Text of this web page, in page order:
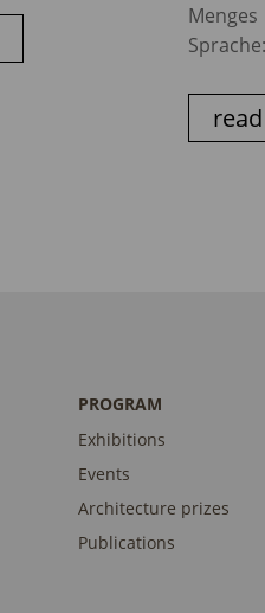
Menges
PROGRAM
Exhibitions
Events
Architecture prizes
Publications